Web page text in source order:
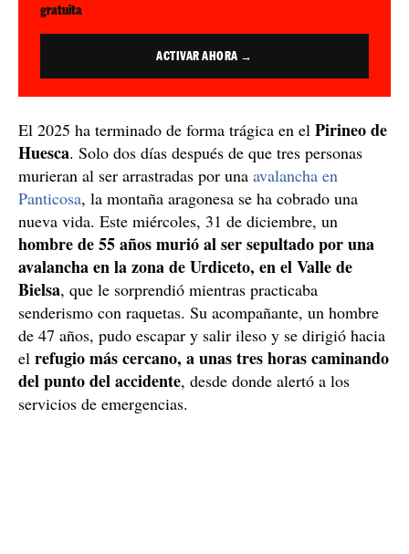
gratuita
ACTIVAR AHORA →
El 2025 ha terminado de forma trágica en el Pirineo de
Huesca. Solo dos días después de que tres personas
murieran al ser arrastradas por una avalancha en
Panticosa, la montaña aragonesa se ha cobrado una
nueva vida. Este miércoles, 31 de diciembre, un
hombre de 55 años murió al ser sepultado por una
avalancha en la zona de Urdiceto, en el Valle de
Bielsa, que le sorprendió mientras practicaba
senderismo con raquetas. Su acompañante, un hombre
de 47 años, pudo escapar y salir ileso y se dirigió hacia
el refugio más cercano, a unas tres horas caminando
del punto del accidente, desde donde alertó a los
servicios de emergencias.